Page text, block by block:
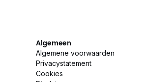
Algemeen
Algemene voorwaarden
Privacystatement
Cookies